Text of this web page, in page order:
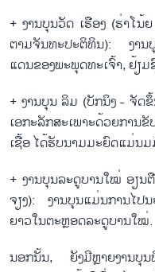
+ ງານບຸນວັດ ເຮືອງ (ຮ່າໂ
ຕາມຈັນທະປະຕິທິນ): ງານ
ແດນຂອງພະພຸດທະເຈົ້າ, ຢ້ຽ
+ ງານບຸນ ລິມ (ບັກນິງ - ຈັດ
ເອກະລັກສະເພາະດ້ວຍກາ
ເຊື້ອ ໄດ້ຮັບນາມມະຍົດແມ່ນ
+ ງານບຸນລະດູບານໃໝ່ ອຽ
ຈຽງ): ງານບຸນແມ່ນການໄ
ຍາວໃນຕະຫຼອດລະດູບານໃໝ່.
ນອກນັ້ນ, ຍັງມີຫຼາຍງານບຸ